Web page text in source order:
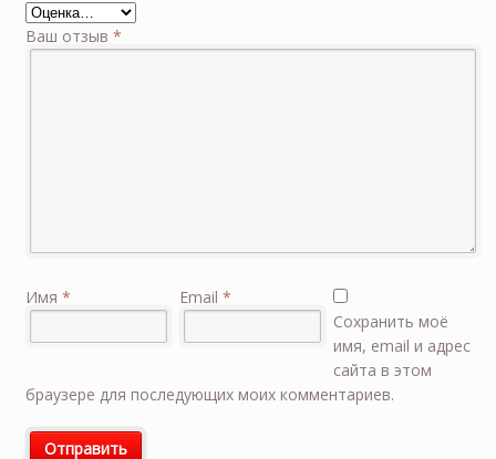
Ваш отзыв *
Имя * Email *
Сохранить моё
имя, email и адрес
сайта в этом
браузере для последующих моих комментариев.